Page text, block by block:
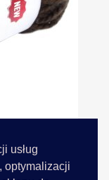
usług
optymalizacji